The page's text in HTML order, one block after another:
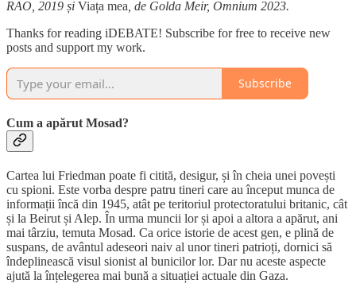
RAO, 2019 și Viața mea , de Golda Meir, Omnium 2023.
Thanks for reading iDEBATE! Subscribe for free to receive new
posts and support my work.
Subscribe
Cum a apărut Mosad?
Cartea lui Friedman poate fi citită, desigur, și în cheia unei povești
cu spioni. Este vorba despre patru tineri care au început munca de
informații încă din 1945, atât pe teritoriul protectoratului britanic, cât
și la Beirut și Alep. În urma muncii lor și apoi a altora a apărut, ani
mai târziu, temuta Mosad. Ca orice istorie de acest gen, e plină de
suspans, de avântul adeseori naiv al unor tineri patrioți, dornici să
îndeplinească visul sionist al bunicilor lor. Dar nu aceste aspecte
ajută la înțelegerea mai bună a situației actuale din Gaza.